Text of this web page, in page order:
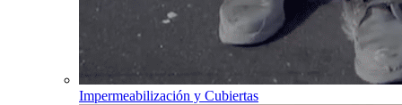
Impermeabilización y Cubiertas